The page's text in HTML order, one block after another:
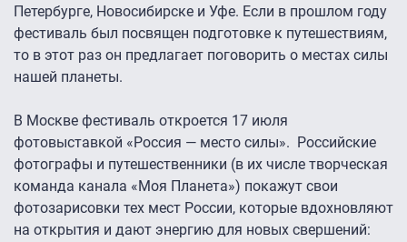
Петербурге, Новосибирске и Уфе. Если в прошлом году
фестиваль был посвящен подготовке к путешествиям,
то в этот раз он предлагает поговорить о местах силы
нашей планеты.
В Москве фестиваль откроется 17 июля
фотовыставкой «Россия — место силы». Российские
фотографы и путешественники (в их числе творческая
команда канала «Моя Планета») покажут свои
фотозарисовки тех мест России, которые вдохновляют
на открытия и дают энергию для новых свершений: